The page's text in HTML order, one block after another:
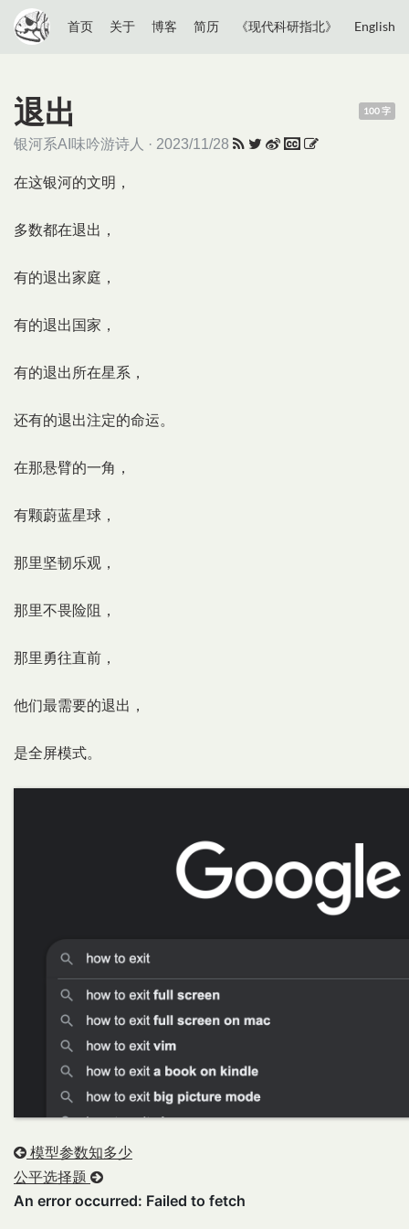
首页 关于 博客 简历 《现代科研指北》 English
100 字
退出
银河系AI味吟游诗人 · 2023/11/28
在这银河的文明，
多数都在退出，
有的退出家庭，
有的退出国家，
有的退出所在星系，
还有的退出注定的命运。
在那悬臂的一角，
有颗蔚蓝星球，
那里坚韧乐观，
那里不畏险阻，
那里勇往直前，
他们最需要的退出，
是全屏模式。
模型参数知多少
公平选择题